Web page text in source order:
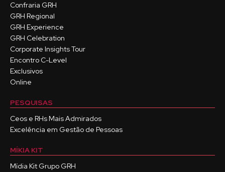
Confraria GRH
GRH Regional
GRH Experience
GRH Celebration
Corporate Insights Tour
Encontro C-Level
Exclusivos
Online
PESQUISAS
Ceos e RHs Mais Admirados
Excelência em Gestão de Pessoas
MÍKIA KIT
Mídia Kit Grupo GRH